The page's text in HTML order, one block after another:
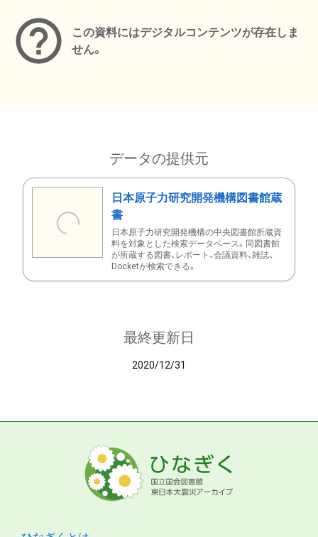
この資料にはデジタルコンテンツが存在しま
せん。
データの提供元
日本原子力研究開発機構図書館蔵
書
日本原子力研究開発機構の中央図書館所蔵資
料を対象とした検索データベース。同図書館
が所蔵する図書、レポート、会議資料、雑誌、
Docketが検索できる。
最終更新日
2020/12/31